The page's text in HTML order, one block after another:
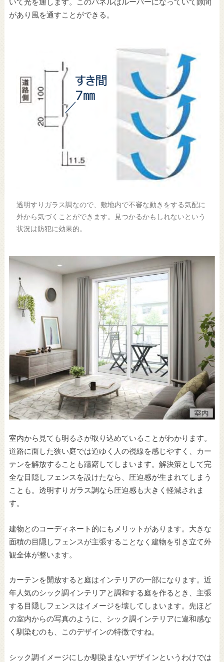
があり風を通すことができる。
透明すりガラス調なので、敷地内で不審な動きをする気配に
外から気づくことができます。見つかるかもしれないという
状況は防犯に効果的。
室内から見ても明るさが取り込めていることがわかります。
道路に面した狭い庭では道ゆく人の視線を感じやすく、カー
テンを解放することも躊躇してしまいます。解決策として完
全な目隠しフェンスを設けたなら、圧迫感が生まれてしまう
ことも。透明すりガラス調なら圧迫感も大きく軽減されま
す。
建物とのコーディネート的にもメリットがあります。大きな
面積の目隠しフェンスが主張することなく建物を引き立て外
観全体が整います。
カーテンを開放すると庭はインテリアの一部になります。近
年人気のシック調インテリアと調和する庭を作るとき、主張
する目隠しフェンスはイメージを壊してしまいます。先ほど
の室内からの写真のように、シック調インテリアに違和感な
く馴染むのも、このデザインの特徴ですね。
シック調イメージにしか馴染まないデザインというわけでは